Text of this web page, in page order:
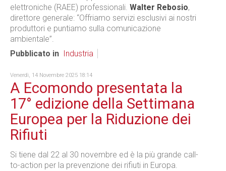
elettroniche (RAEE) professionali. Walter Rebosio,
direttore generale: “Offriamo servizi esclusivi ai nostri
produttori e puntiamo sulla comunicazione
ambientale”.
Pubblicato in
Industria
Venerdì, 14 Novembre 2025 18:14
A Ecomondo presentata la
17° edizione della Settimana
Europea per la Riduzione dei
Rifiuti
Si tiene dal 22 al 30 novembre ed è la più grande call-
to-action per la prevenzione dei rifiuti in Europa.